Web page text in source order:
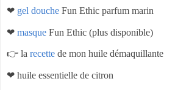
❤ gel douche Fun Ethic parfum marin
❤ masque Fun Ethic (plus disponible)
👉 la recette de mon huile démaquillante
❤ huile essentielle de citron